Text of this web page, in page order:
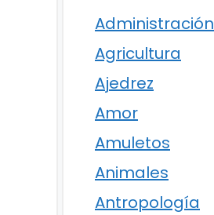
Administración
Agricultura
Ajedrez
Amor
Amuletos
Animales
Antropología